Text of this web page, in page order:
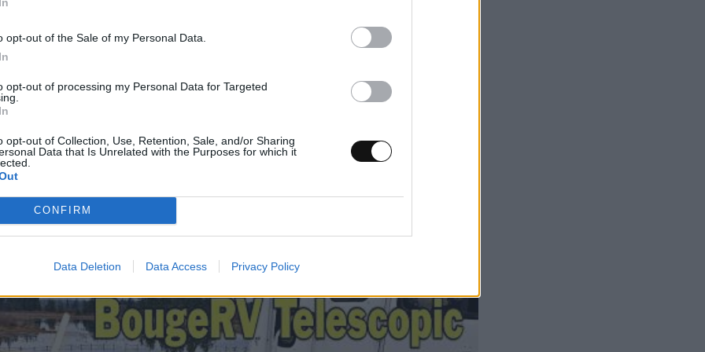
opt-out of the Sale of my Personal Data.
opt-out of processing my Personal Data for Targeted
opt-out of Collection, Use, Retention, Sale, and/or Sharing
Data that Is Unrelated with the Purposes for which it
CONFIRM
Data Deletion Data Access Privacy Policy
και κοστολόγηση
που λείπει από τη συγκεκριμένη συσκευή είναι μια μαγνητική
τη γρήγορη και εύκολη στερέωσή της σε μεταλλικές
του προϊόντος μπορεί να προσμετρηθεί η έντονη αίσθηση
του, καθώς και η αρχική του τιμή.
του BougeRV T1 ανέρχεται στα 119.99 δολάρια, ωστόσο η
διαθέσιμη με έκπτωση στα 84.99 δολάρια, ποσό που θεωρείται
για ένα τόσο πολυλειτουργικό εργαλείο.